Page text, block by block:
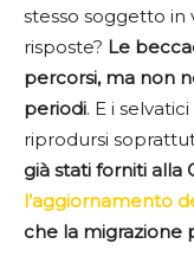
stesso soggetto in
risposte? Le
percorsi, ma non
periodi. E i
riprodursi
già stati forniti alla
l’aggiornamento
che la migrazione